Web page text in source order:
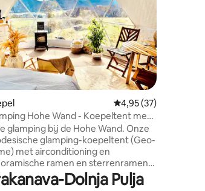
van 4,8 uit 5, 5 recensies
Gemiddelde
4,95 (37)
Hohe Wand - Koepeltent met
glamping bij de Hohe Wand. Onze
glamping-koepeltent (Geo-
met airconditioning en
ramen en sterrenramen
natuur, romantiek en een echt
Niet te missen:Dolnja Pulja